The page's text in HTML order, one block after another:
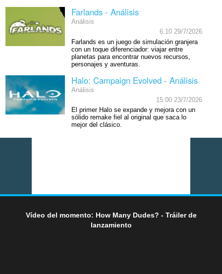
Farlands - Análisis
Análisis
6:10 29/7/2026
Farlands es un juego de simulación granjera
con un toque diferenciador: viajar entre
planetas para encontrar nuevos recursos,
personajes y aventuras.
Halo: Campaign Evolved - Análisis
Análisis
15:00 23/7/2026
El primer Halo se expande y mejora con un
sólido remake fiel al original que saca lo
mejor del clásico.
Vídeo del momento: How Many Dudes? - Tráiler de
lanzamiento